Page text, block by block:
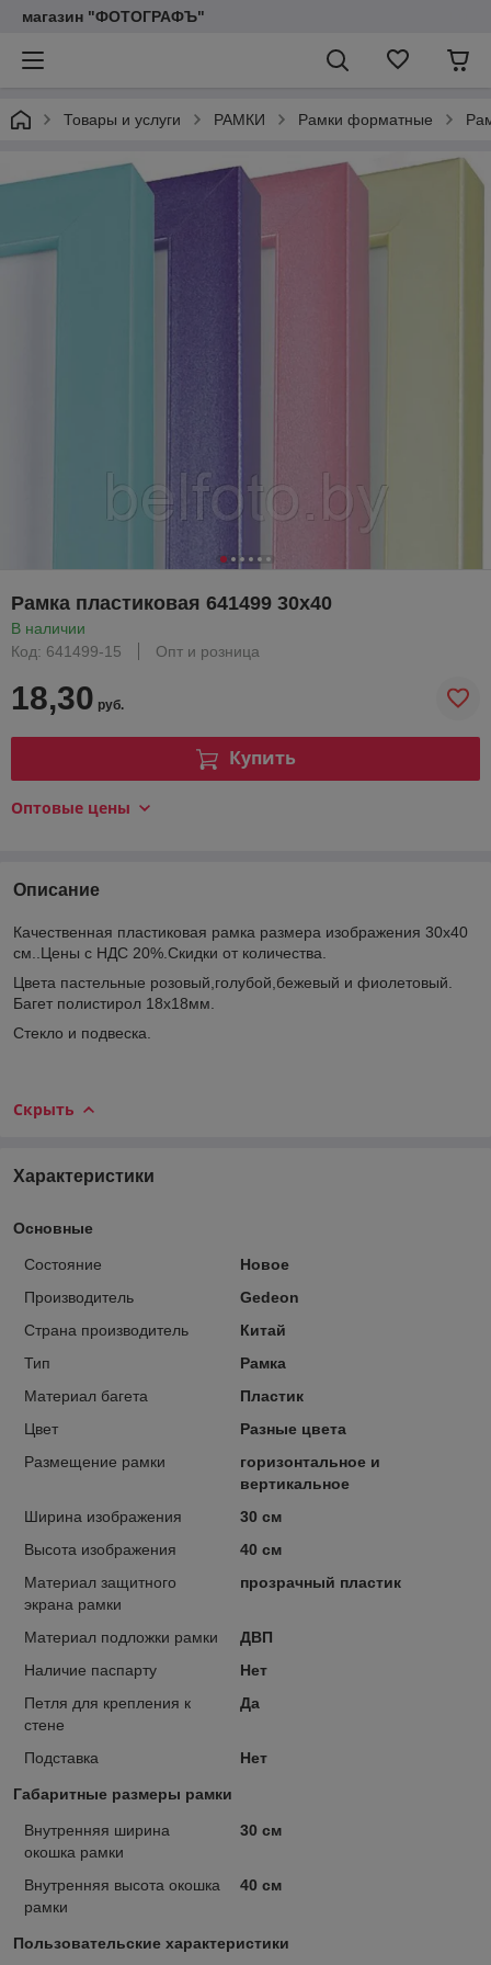
магазин "ФОТОГРАФЪ"
Товары и услуги РАМКИ Рамки форматные
Рамка пластиковая 641499 30х40
В наличии
Код: 641499-15
Опт и розница
18,30 руб.
Купить
Оптовые цены
Описание
Качественная пластиковая рамка размера изображения 30х40
см..Цены с НДС 20%.Скидки от количества.
Цвета пастельные розовый,голубой,бежевый и фиолетовый.
Багет полистирол 18х18мм.
Стекло и подвеска.
Скрыть
Характеристики
Основные
Состояние
Новое
Производитель
Gedeon
Страна производитель
Китай
Тип
Рамка
Материал багета
Пластик
Цвет
Разные цвета
Размещение рамки
горизонтальное и
вертикальное
Ширина изображения
30 см
Высота изображения
40 см
Материал защитного
экрана рамки
прозрачный пластик
Материал подложки рамки
ДВП
Наличие паспарту
Нет
Петля для крепления к
стене
Да
Подставка Нет
Габаритные размеры рамки
Внутренняя ширина
окошка рамки
30 см
Внутренняя высота окошка
рамки
40 см
Пользовательские характеристики